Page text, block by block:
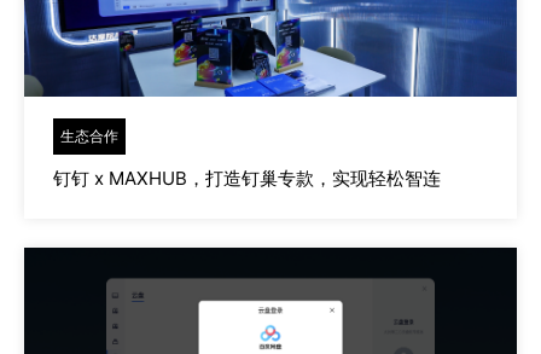
生态合作
钉钉 x MAXHUB，打造钉巢专款，实现轻松智连